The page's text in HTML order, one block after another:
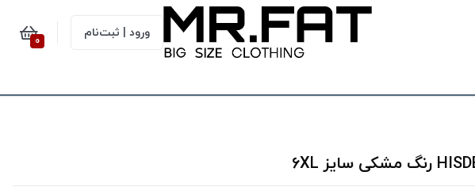
ورود | ثبت‌نام 0